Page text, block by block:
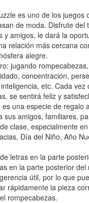
es uno de los juegos
de moda. Disfrute del
y amigos, le dará la
relación más cercana
alegre.
jugando
concentración,
etc. Cada vez
se sentirá feliz y
es una especie de regalo
sus amigos, familiares,
clase, especialmente
Día del Niño, Año
letras en la parte
en la parte posterior del
útil, por lo que
rápidamente la pieza
rompecabezas.